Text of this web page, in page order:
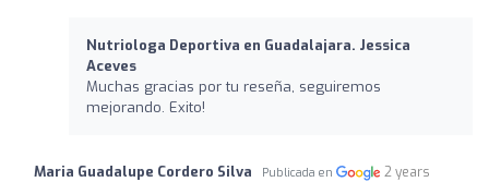
Nutriologa Deportiva en Guadalajara. Jessica
Aceves
Muchas gracias por tu reseña, seguiremos
mejorando. Exito!
Maria Guadalupe Cordero Silva Publicada en
2 years